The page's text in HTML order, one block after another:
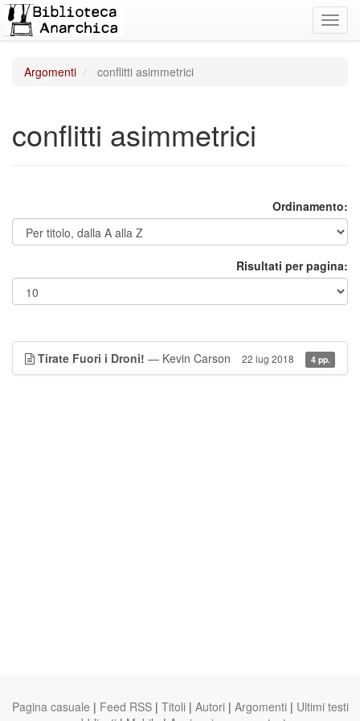
Argomenti conflitti asimmetrici
conflitti asimmetrici
Ordinamento:
Risultati per pagina:
Tirate Fuori i Droni! — Kevin Carson 22 lug 2018 4 pp.
Pagina casuale | Feed RSS | Titoli | Autori | Argomenti | Ultimi testi